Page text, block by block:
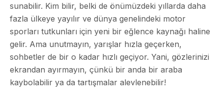
sunabilir. Kim bilir, belki de önümüzdeki yıllarda daha
fazla ülkeye yayılır ve dünya genelindeki motor
sporları tutkunları için yeni bir eğlence kaynağı haline
gelir. Ama unutmayın, yarışlar hızla geçerken,
sohbetler de bir o kadar hızlı geçiyor. Yani, gözlerinizi
ekrandan ayırmayın, çünkü bir anda bir araba
kaybolabilir ya da tartışmalar alevlenebilir!